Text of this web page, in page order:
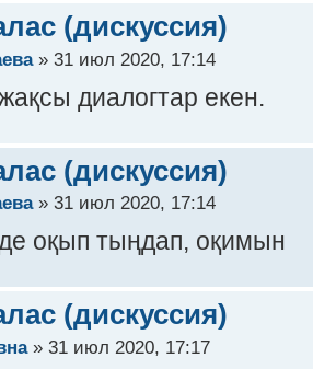
(дискуссия)
» 31 июл 2020, 17:14
диалогтар екен.
(дискуссия)
» 31 июл 2020, 17:14
оқып тыңдап, оқимын
(дискуссия)
» 31 июл 2020, 17:17